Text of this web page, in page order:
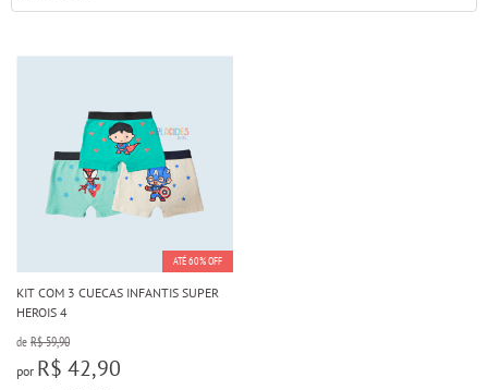
ATÉ 60% OFF
KIT COM 3 CUECAS INFANTIS SUPER
HEROIS 4
de R$ 59,90
por R$ 42,90